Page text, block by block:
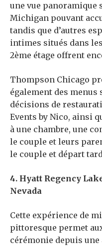
une vue panoramique
Michigan pouvant
tandis que d’autres
intimes situés dans
2ème étage offrent
Thompson Chicago
également des
décisions de
Events by Nico, ainsi
à une chambre, une
le couple et leurs
le couple et départ
4. Hyatt Regency
Nevada
Cette expérience de
pittoresque permet
cérémonie depuis une